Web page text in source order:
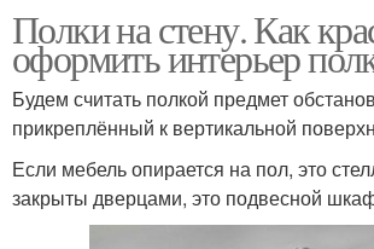
Полки на стену. Как
оформить интерьер
Будем считать полкой предмет
прикреплённый к вертикальной
Если мебель опирается на пол, это
закрыты дверцами, это подвесной